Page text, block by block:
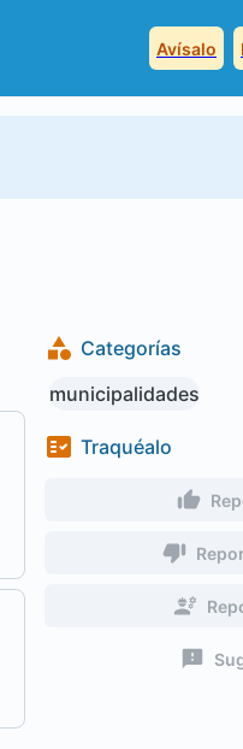
Avísalo
Categorías
municipalidades
Traquéalo